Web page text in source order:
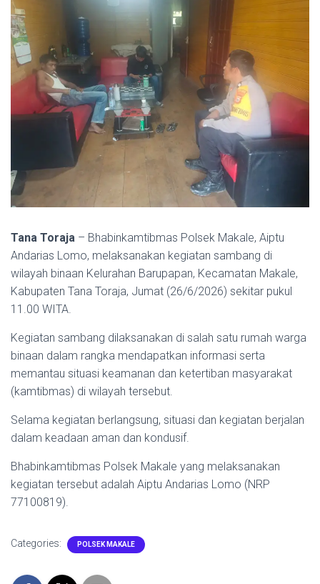
Tana Toraja – Bhabinkamtibmas Polsek Makale, Aiptu
Andarias Lomo, melaksanakan kegiatan sambang di
wilayah binaan Kelurahan Barupapan, Kecamatan Makale,
Kabupaten Tana Toraja, Jumat (26/6/2026) sekitar pukul
11.00 WITA.
Kegiatan sambang dilaksanakan di salah satu rumah warga
binaan dalam rangka mendapatkan informasi serta
memantau situasi keamanan dan ketertiban masyarakat
(kamtibmas) di wilayah tersebut.
Selama kegiatan berlangsung, situasi dan kegiatan berjalan
dalam keadaan aman dan kondusif.
Bhabinkamtibmas Polsek Makale yang melaksanakan
kegiatan tersebut adalah Aiptu Andarias Lomo (NRP
77100819).
Categories: POLSEK MAKALE